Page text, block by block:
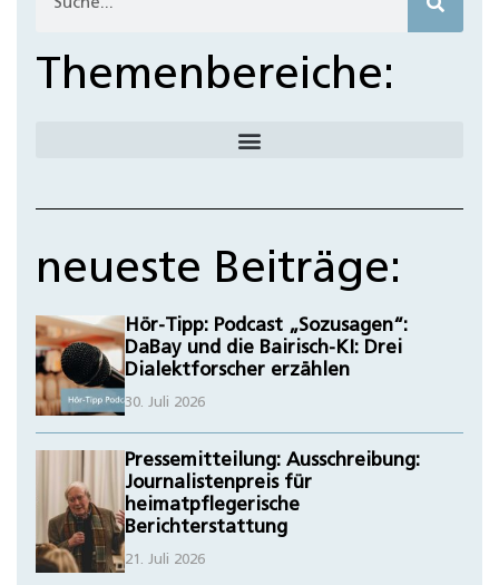
Themenbereiche:
neueste Beiträge:
Hör-Tipp: Podcast „Sozusagen“:
DaBay und die Bairisch-KI: Drei
Dialektforscher erzählen
30. Juli 2026
Pressemitteilung: Ausschreibung:
Journalistenpreis für
heimatpflegerische
Berichterstattung
21. Juli 2026